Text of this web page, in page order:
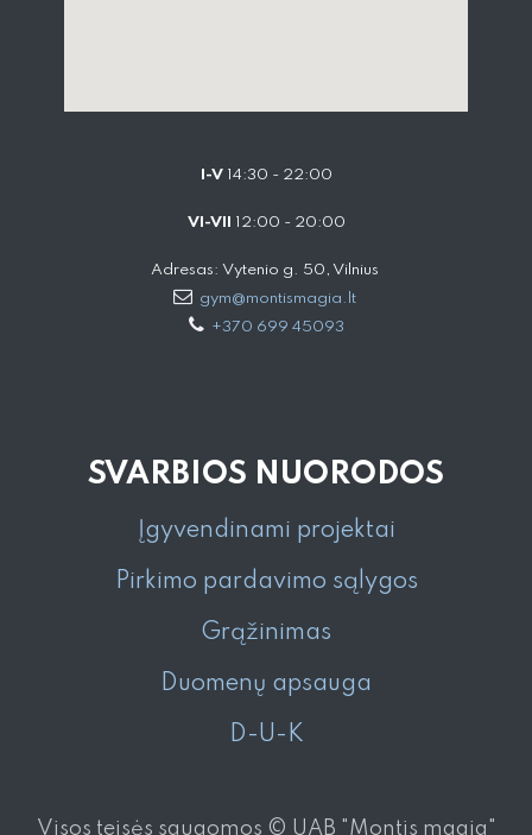
I-V14:30 - 22:00
VI-VII 12:00 - 20:00
Adresas: Vytenio g. 50, Vilnius
gym@montismagia.lt
+370 699 45093
SVARBIOS NUORODOS
Įgyvendinami projektai
Pirkimo pardavimo sąlygos
Grąžinimas
Duomenų apsauga
D-U-K
Visos teisės saugomos © UAB "Montis magia"